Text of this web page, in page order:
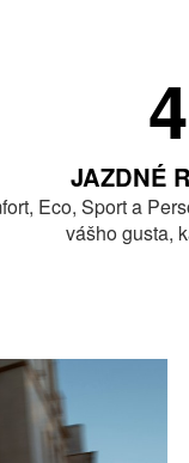
4
JAZDNÉ
Eco, Sport a
vášho gusta,